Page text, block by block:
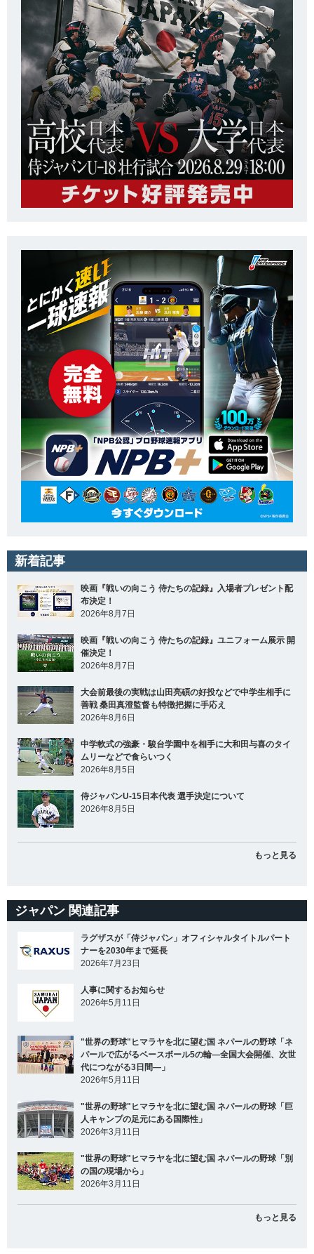
新着記事
映画『戦いの向こう 侍たちの記録』入場者プレゼント配
布決定！
2026年8月7日
映画『戦いの向こう 侍たちの記録』ユニフォーム展示 開
催決定！
2026年8月7日
大会前最後の実戦は山田亮碩の好投などで中学生相手に
善戦 桑田真澄監督も特徴把握に手応え
2026年8月6日
中学軟式の強豪・駿台学園中を相手に大和田与喜のタイ
ムリーなどで食らいつく
2026年8月5日
侍ジャパンU-15日本代表 選手決定について
2026年8月5日
もっと見る
ジャパン 関連記事
ラグザスが「侍ジャパン」オフィシャルタイトルパート
ナーを2030年まで延長
2026年7月23日
人事に関するお知らせ
2026年5月11日
"世界の野球"ヒマラヤを北に望む国 ネパールの野球「ネ
パールで広がるベースボール5の輪―全国大会開催、次世
代につながる3日間―」
2026年5月11日
"世界の野球"ヒマラヤを北に望む国 ネパールの野球「巨
人キャンプの足元にある国際性」
2026年3月11日
"世界の野球"ヒマラヤを北に望む国 ネパールの野球「別
の国の現場から」
2026年3月11日
もっと見る